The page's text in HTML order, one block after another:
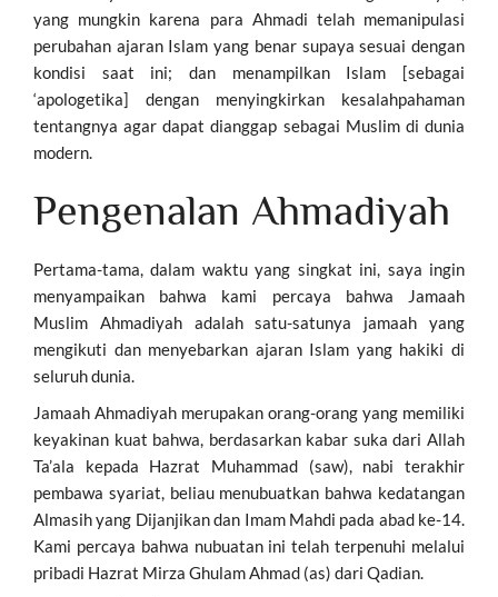
yang mungkin karena para Ahmadi telah memanipulasi
perubahan ajaran Islam yang benar supaya sesuai dengan
kondisi saat ini; dan menampilkan Islam [sebagai
‘apologetika] dengan menyingkirkan kesalahpahaman
tentangnya agar dapat dianggap sebagai Muslim di dunia
modern.
Pengenalan Ahmadiyah
Pertama-tama, dalam waktu yang singkat ini, saya ingin
menyampaikan bahwa kami percaya bahwa Jamaah
Muslim Ahmadiyah adalah satu-satunya jamaah yang
mengikuti dan menyebarkan ajaran Islam yang hakiki di
seluruh dunia.
Jamaah Ahmadiyah merupakan orang-orang yang memiliki
keyakinan kuat bahwa, berdasarkan kabar suka dari Allah
Ta’ala kepada Hazrat Muhammad (saw), nabi terakhir
pembawa syariat, beliau menubuatkan bahwa kedatangan
Almasih yang Dijanjikan dan Imam Mahdi pada abad ke-14.
Kami percaya bahwa nubuatan ini telah terpenuhi melalui
pribadi Hazrat Mirza Ghulam Ahmad (as) dari Qadian.